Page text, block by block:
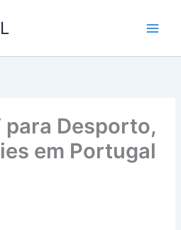
para Desporto,
em Portugal